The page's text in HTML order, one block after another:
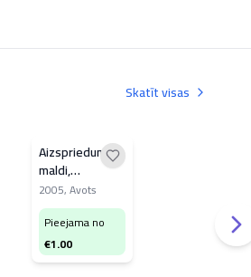
Skatīt visas
Aizspriedumi,
maldi,
nepierādītas
hipotēzes
2005,Avots
Pieejama no
€1.00
€